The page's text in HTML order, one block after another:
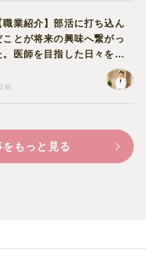
職業紹介】部活に打ち込ん
ことが将来の興味へ繋がっ
。医師を目指した日々を振
前
もっと見る